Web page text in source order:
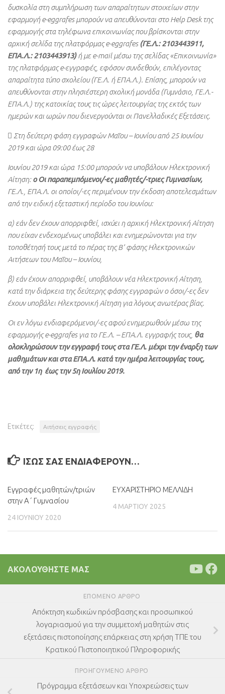
δυσκολία στη συμπλήρωση των απαραίτητων στοιχείων στην
εφαρμογή e-eggrafes μπορούν να απευθύνονται στο Help Desk της
εφαρμογής στα τηλέφωνα επικοινωνίας που βρίσκονται στην
αρχική σελίδα της πλατφόρμας e-eggrafes(ΓΕ.Λ.: 2103443911,
ΕΠΑ.Λ.: 2103443913)ή με e-mail μέσω της σελίδας «Επικοινωνία»
της πλατφόρμας e-εγγραφές, εφόσον συνδεθούν, επιλέγοντας
απαραίτητα τύπο σχολείου (ΓΕ.Λ. ή ΕΠΑ.Λ.). Επίσης, μπορούν να
απευθύνονται στην πλησιέστερη σχολική μονάδα (Γυμνάσιο, ΓΕ.Λ.-
ΕΠΑ.Λ.) της κατοικίας τους τις ώρες λειτουργίας της εκτός των
ημερών και ωρών που διενεργούνται οι Πανελλαδικές Εξετάσεις.
 Στη δεύτερη φάση εγγραφών Μαΐου – Ιουνίου από 25 Ιουνίου
2019 και ώρα 09:00 έως 28
Ιουνίου 2019 και ώρα 15:00 μπορούν να υποβάλουν Ηλεκτρονική
Αίτηση:o Οι παραπεμπόμενοι/-ες μαθητές/-τριες Γυμνασίων,
ΓΕ.Λ., ΕΠΑ.Λ. οι οποίοι/-ες περιμένουν την έκδοση αποτελεσμάτων
από την ειδική εξεταστική περίοδο του Ιουνίου:
α) εάν δεν έχουν απορριφθεί, ισχύει η αρχική Ηλεκτρονική Αίτηση
που είχαν ενδεχομένως υποβάλει και ενημερώνονται για την
τοποθέτησή τους μετά το πέρας της Β’ φάσης Ηλεκτρονικών
Αιτήσεων του Μαΐου – Ιουνίου,
β) εάν έχουν απορριφθεί, υποβάλουν νέα Ηλεκτρονική Αίτηση,
κατά την διάρκεια της δεύτερης φάσης εγγραφών o όσοι/-ες δεν
έχουν υποβάλει Ηλεκτρονική Αίτηση για λόγους ανωτέρας βίας.
Οι εν λόγω ενδιαφερόμενοι/-ες αφού ενημερωθούν μέσω της
εφαρμογής e-eggrafes για το ΓΕ.Λ. – ΕΠΑ.Λ. εγγραφής τους, θα
ολοκληρώσουν την εγγραφή τους στα ΓΕ.Λ. μέχρι την έναρξη των
μαθημάτων και στα ΕΠΑ.Λ. κατά την ημέρα λειτουργίας τους,
από την 1η έως την 5η Ιουλίου 2019.
Ετικέτες: Αιτήσεις εγγραφής
ΊΣΩΣ ΣΑΣ ΕΝΔΙΑΦΈΡΟΥΝ…
Εγγραφές μαθητών/τριών
στην Α΄ Γυμνασίου
24 ΙΟΥΝΊΟΥ 2020
ΕΥΧΑΡΙΣΤΗΡΙΟ ΜΕΛΛΙΔΗ
4 ΜΑΡΤΊΟΥ 2025
ΑΚΟΛΟΥΘΉΣΤΕ ΜΑΣ
ΕΠΌΜΕΝΟ ΆΡΘΡΟ
Απόκτηση κωδικών πρόσβασης και προσωπικού
λογαριασμού για την συμμετοχή μαθητών στις
εξετάσεις πιστοποίησης επάρκειας στη χρήση ΤΠΕ του
Κρατικού Πιστοποιητικού Πληροφορικής
ΠΡΟΗΓΟΎΜΕΝΟ ΆΡΘΡΟ
Πρόγραμμα εξετάσεων και Υποχρεώσεις των